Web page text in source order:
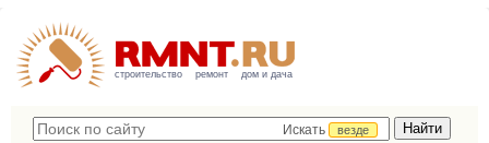
строительство ремонт дом и дача
Искать
везде